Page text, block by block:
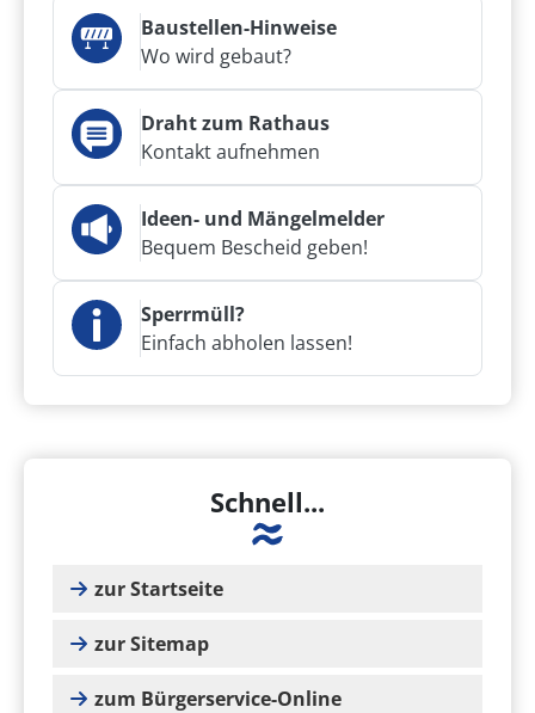
Baustellen-Hinweise
Wo wird gebaut?
Draht zum Rathaus
Kontakt aufnehmen
Ideen- und Mängelmelder
Bequem Bescheid geben!
Sperrmüll?
Einfach abholen lassen!
Schnell...
zur Startseite
zur Sitemap
zum Bürgerservice-Online